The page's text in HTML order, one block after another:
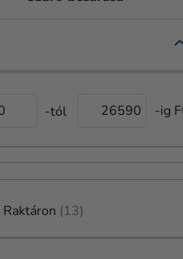
26590
Raktáron 13